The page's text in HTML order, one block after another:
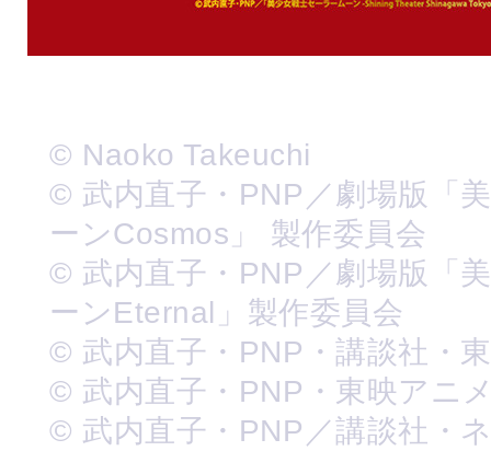
© Naoko Takeuchi
© 武内直子・PNP／劇場版「
ーンCosmos」 製作委員会
© 武内直子・PNP／劇場版「
ーンEternal」製作委員会
© 武内直子・PNP・講談社・
© 武内直子・PNP・東映アニ
© 武内直子・PNP／講談社・